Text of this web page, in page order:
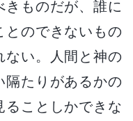
ものだが、誰に
とのできないもの
ない。人間と神の
隔たりがあるかの
ることしかできな